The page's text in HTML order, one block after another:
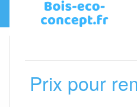
Prix pour